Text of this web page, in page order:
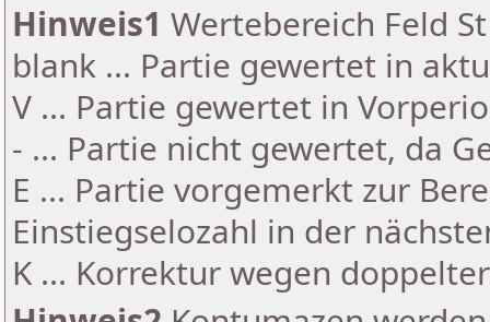
Hinweis1 Wertebereich Feld
blank ... Partie gewertet in
V ... Partie gewertet in
- ... Partie nicht gewertet, da
E ... Partie vorgemerkt zur
Einstiegselozahl in der
K ... Korrektur wegen